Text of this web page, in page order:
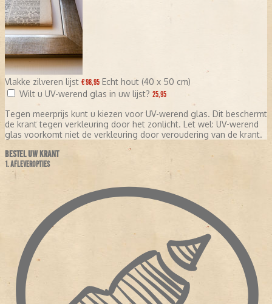
Vlakke zilveren lijst € 98,95 Echt hout (40 x 50 cm)
Wilt u UV-werend glas in uw lijst? 25,95
Tegen meerprijs kunt u kiezen voor UV-werend glas. Dit beschermt
de krant tegen verkleuring door het zonlicht. Let wel: UV-werend
glas voorkomt niet de verkleuring door veroudering van de krant.
BESTEL UW KRANT
1. AFLEVEROPTIES